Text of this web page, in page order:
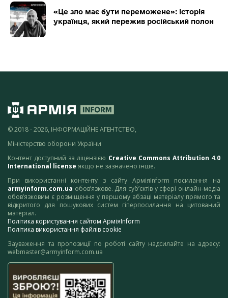
«Це зло має бути переможене»: історія
українця, який пережив російський полон
© 2018 - 2026, ІНФОРМАЦІЙНЕ АГЕНТСТВО,
Міністерство оборони України
Контент доступний за ліцензією Creative Commons Attribution 4.0
International license якщо не зазначено інше.
При використанні контенту з сайту АрміяInform посилання на
armyinform.com.ua обов’язкове. Для суб’єктів у сфері онлайн-медіа
обов’язковим є розміщення у першому абзаці матеріалу прямого та
відкритого для пошукових систем гіперпосилання на цитований
матеріал.
Політика користування сайтом АрміяInform
Політика використання файлів cookie
Зауваження та пропозиції по роботі сайту надсилайте на адресу:
webmaster@armyinform.com.ua